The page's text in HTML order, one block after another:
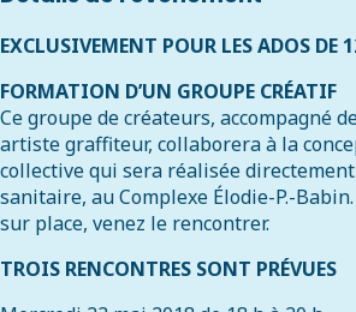
EXCLUSIVEMENT POUR LES ADOS DE
FORMATION D’UN GROUPE CRÉATIF
Ce groupe de créateurs, accompagné
artiste graffiteur, collaborera à la
collective qui sera réalisée
sanitaire, au Complexe Élodie-P.-
sur place, venez le rencontrer.
TROIS RENCONTRES SONT PRÉVUES